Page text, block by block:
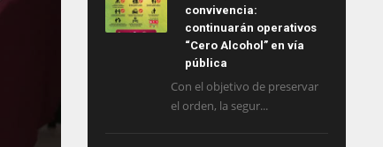
convivencia:
continuarán operativos
“Cero Alcohol” en vía
pública
Con el objetivo de preservar
el orden, la segur...